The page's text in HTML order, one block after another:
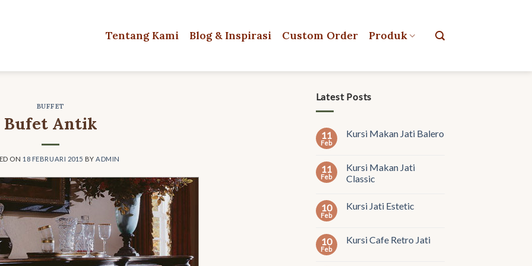
Tentang Kami Blog & Inspirasi Custom Order Produk
BUFFET
Bufet Antik
ON 18 FEBRUARI 2015 BY ADMIN
Latest Posts
11
Feb
Kursi Makan Jati Balero
11
Feb
Kursi Makan Jati
Classic
10
Feb
Kursi Jati Estetic
10
Feb
Kursi Cafe Retro Jati